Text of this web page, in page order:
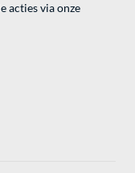
acties via onze